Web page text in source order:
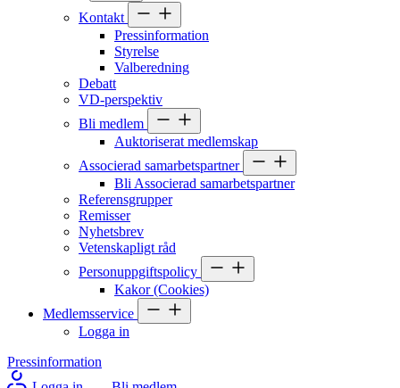
Kontakt
Pressinformation
Styrelse
Valberedning
Debatt
VD-perspektiv
Bli medlem
Auktoriserat medlemskap
Associerad samarbetspartner
Bli Associerad samarbetspartner
Referensgrupper
Remisser
Nyhetsbrev
Vetenskapligt råd
Personuppgiftspolicy
Kakor (Cookies)
Medlemsservice
Logga in
Pressinformation